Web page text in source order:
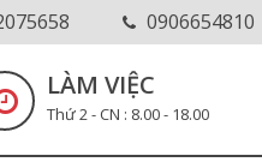
0906654810
LÀM VIỆC
Thứ 2 - CN : 8.00 - 18.00